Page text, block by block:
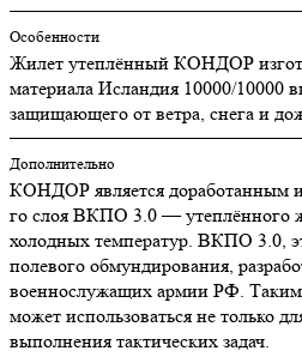
Особенности
Жилет утеплённый КОНДОР
материала Исландия 10000/10000
защищающего от ветра, снега и
Дополнительно
КОНДОР является доработанным
го слоя ВКПО 3.0 — утеплённого
холодных температур. ВКПО 3.0,
полевого обмундирования,
военнослужащих армии РФ.
может использоваться не только
выполнения тактических задач.